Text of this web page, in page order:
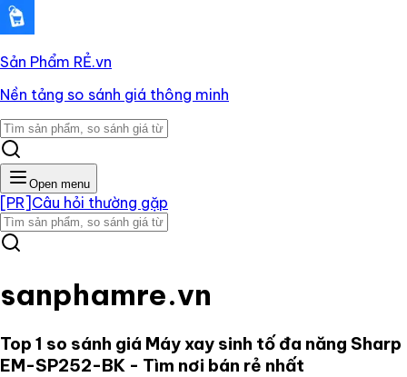
Sản Phẩm RẺ.vn
Nền tảng so sánh giá thông minh
Open menu
[PR] Câu hỏi thường gặp
sanphamre.vn
Top 1 so sánh giá Máy xay sinh tố đa năng Sharp
EM-SP252-BK - Tìm nơi bán rẻ nhất